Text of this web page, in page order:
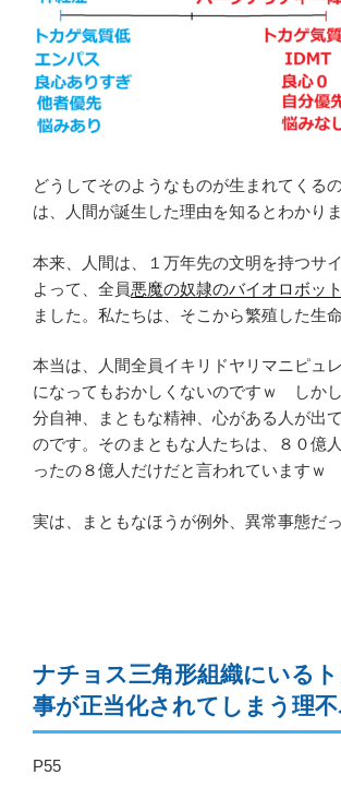
どうしてそのようなものが生まれてくる
は、人間が誕生した理由を知るとわかりま
本来、人間は、１万年先の文明を持つサ
よって、全員悪魔の奴隷のバイオロボット
ました。私たちは、そこから繁殖した生命
本当は、人間全員イキリドヤリマニピュ
になってもおかしくないのですｗ しか
分自神、まともな精神、心がある人が出
のです。そのまともな人たちは、８０億
ったの８億人だけだと言われていますｗ
実は、まともなほうが例外、異常事態だ
ナチョス三角形組織にいる
事が正当化されてしまう理
P55